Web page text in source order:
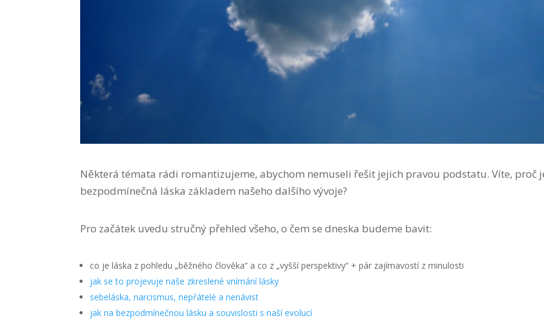
Některá témata rádi romantizujeme, abychom nemuseli řešit jejich pravou podstatu. Víte, proč
bezpodmínečná láska základem našeho dalšího vývoje?
Pro začátek uvedu stručný přehled všeho, o čem se dneska budeme bavit:
co je láska z pohledu „běžného člověka“ a co z „vyšší perspektivy“ + pár zajímavostí z minulosti
jak se to projevuje naše zkreslené vnímání lásky
sebeláska, narcismus, nepřátelé a nenávist
jak na bezpodmínečnou lásku a souvislosti s naší evolucí